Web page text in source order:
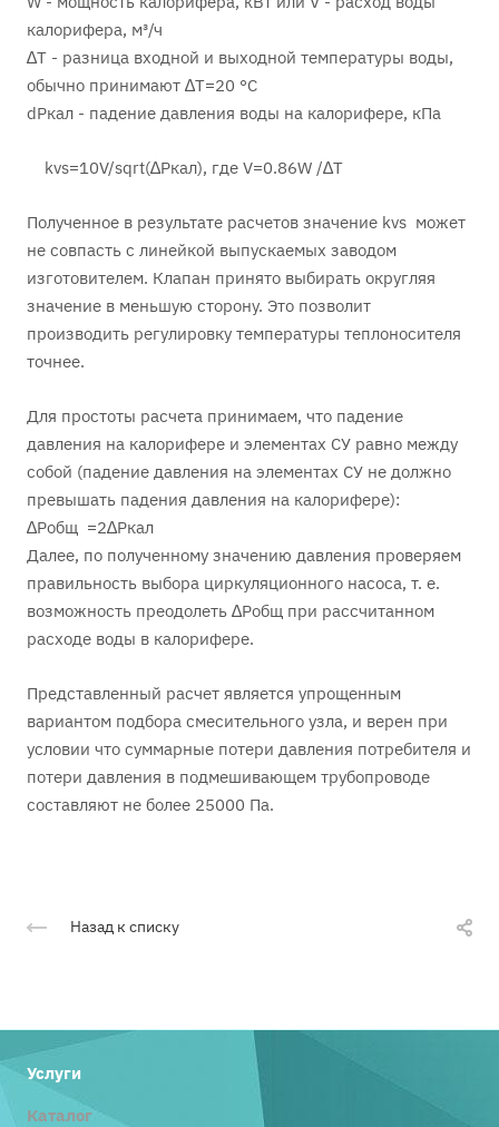
калорифера, м³/ч
∆Т - разница входной и выходной температуры воды,
обычно принимают ∆Т=20 °С
dPкал - падение давления воды на калорифере, кПа
kvs=10V/sqrt(∆Pкал), где V=0.86W /∆Т
Полученное в результате расчетов значение kvs может
не совпасть с линейкой выпускаемых заводом
изготовителем. Клапан принято выбирать округляя
значение в меньшую сторону. Это позволит
производить регулировку температуры теплоносителя
точнее.
Для простоты расчета принимаем, что падение
давления на калорифере и элементах СУ равно между
собой (падение давления на элементах СУ не должно
превышать падения давления на калорифере):
∆Pобщ =2∆Pкал
Далее, по полученному значению давления проверяем
правильность выбора циркуляционного насоса, т. е.
возможность преодолеть ∆Pобщ при рассчитанном
расходе воды в калорифере.
Представленный расчет является упрощенным
вариантом подбора смесительного узла, и верен при
условии что суммарные потери давления потребителя и
потери давления в подмешивающем трубопроводе
составляют не более 25000 Па.
Назад к списку
Услуги
Каталог